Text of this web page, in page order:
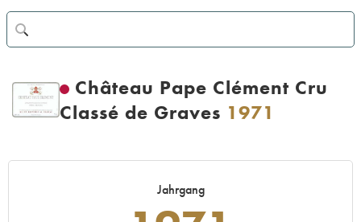
Château Pape Clément Cru
Classé de Graves 1971
Jahrgang